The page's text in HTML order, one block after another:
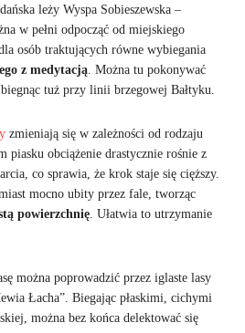
leży Wyspa Sobieszewska –
w pełni odpocząć od miejskiego
osób traktujących równe wybiegania
z medytacją . Można tu pokonywać
tuż przy linii brzegowej Bałtyku.
zmieniają się w zależności od rodzaju
piasku obciążenie drastycznie rośnie z
co sprawia, że krok staje się cięższy.
mocno ubity przez fale, tworząc
powierzchnię . Ułatwia to utrzymanie
można poprowadzić przez iglaste lasy
Łacha”. Biegając płaskimi, cichymi
można bez końca delektować się